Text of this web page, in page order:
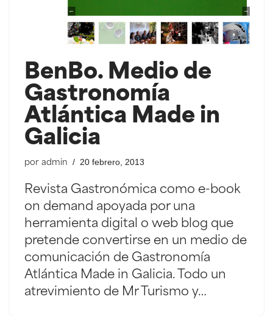
BenBo. Medio de
Gastronomía
Atlántica Made in
Galicia
por admin 20 febrero, 2013
Revista Gastronómica como e-book
on demand apoyada por una
herramienta digital o web blog que
pretende convertirse en un medio de
comunicación de Gastronomía
Atlántica Made in Galicia. Todo un
atrevimiento de Mr Turismo y…